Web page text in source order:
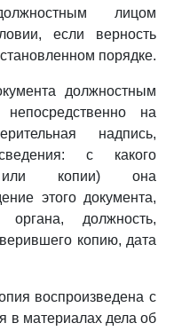
лицом
если верность
порядке.
должностным
на
надпись,
с какого
или копии) она
этого документа,
органа, должность,
копию, дата
воспроизведена с
в материалах дела об